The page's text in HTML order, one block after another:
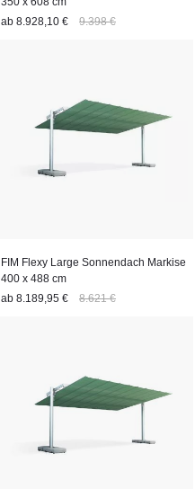
ab 8.928,10 € 9.398 €
FIM Flexy Large Sonnendach Markise
400 x 488 cm
ab 8.189,95 € 8.621 €